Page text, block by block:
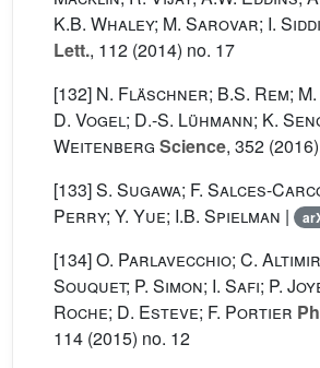
K.B. Whaley; M. Sarovar; I.
Lett., 112 (2014) no. 17
[132] N. Fläschner; B.S. Rem;
D. Vogel; D.-S. Lühmann; K.
Weitenberg Science, 352
[133]S. Sugawa; F. Salces-
Perry; Y. Yue; I.B. Spielman |
[134]O. Parlavecchio; C.
Souquet; P. Simon; I. Safi; P.
Roche; D. Esteve; F. Portier
114 (2015) no. 12